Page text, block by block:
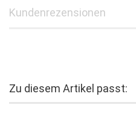
Kundenrezensionen
Zu diesem Artikel passt: